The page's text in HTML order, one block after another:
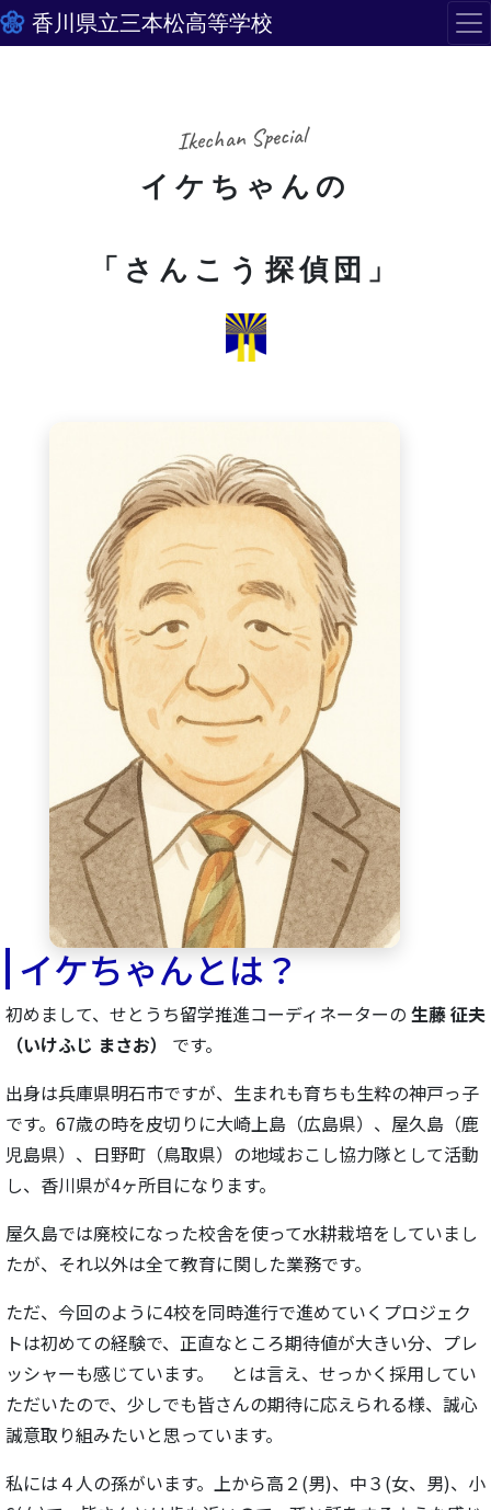
香川県立三本松高等学校
Ikechan Special
イケちゃんの
「さんこう探偵団」
イケちゃんとは？
初めまして、せとうち留学推進コーディネーターの 生藤 征夫
（いけふじ まさお）
です。
出身は兵庫県明石市ですが、生まれも育ちも生粋の神戸っ子
です。67歳の時を皮切りに大崎上島（広島県）、屋久島（鹿
児島県）、日野町（鳥取県）の地域おこし協力隊として活動
し、香川県が4ヶ所目になります。
屋久島では廃校になった校舎を使って水耕栽培をしていまし
たが、それ以外は全て教育に関した業務です。
ただ、今回のように4校を同時進行で進めていくプロジェク
トは初めての経験で、正直なところ期待値が大きい分、プレ
ッシャーも感じています。 とは言え、せっかく採用してい
ただいたので、少しでも皆さんの期待に応えられる様、誠心
誠意取り組みたいと思っています。
私には４人の孫がいます。上から高２(男)、中３(女、男)、小